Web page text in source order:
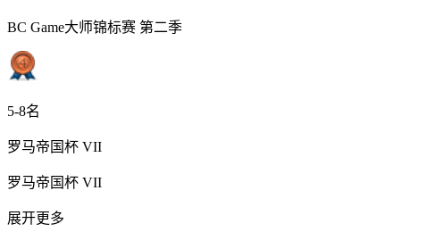
BC Game大师锦标赛 第二季
5-8名
罗马帝国杯 VII
罗马帝国杯 VII
展开更多